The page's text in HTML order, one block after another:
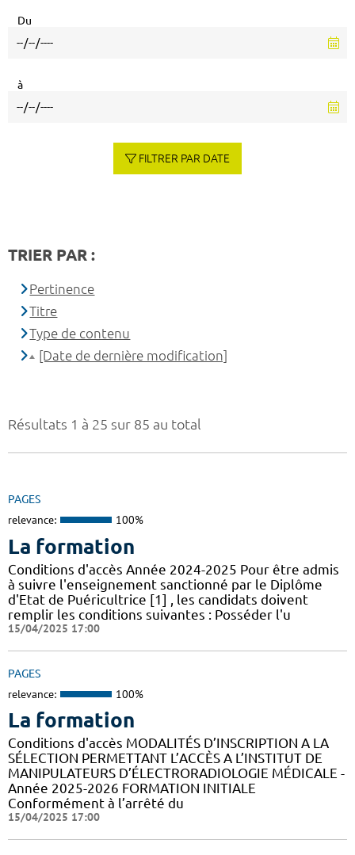
Résultats 1 à 25 sur 85 au total
PAGES
relevance: 100%
La formation
Conditions d'accès Année 2024-2025 Pour être admis
à suivre l'enseignement sanctionné par le Diplôme
d'Etat de Puéricultrice [1] , les candidats doivent
remplir les conditions suivantes : Posséder l'u
15/04/2025 17:00
PAGES
relevance: 100%
La formation
Conditions d'accès MODALITÉS D’INSCRIPTION A LA
SÉLECTION PERMETTANT L’ACCÈS A L’INSTITUT DE
MANIPULATEURS D’ÉLECTRORADIOLOGIE MÉDICALE -
Année 2025-2026 FORMATION INITIALE
Conformément à l’arrêté du
15/04/2025 17:00
Du
à
FILTRER PAR DATE
TRIER PAR :
Pertinence
Titre
Type de contenu
[Date de dernière modification]